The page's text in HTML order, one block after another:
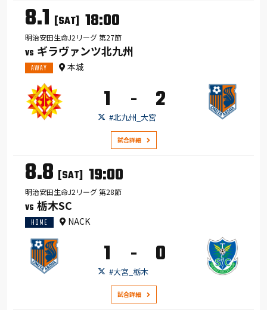
8.1 [SAT] 18:00
明治安田生命J2リーグ 第27節
VS ギラヴァンツ北九州
AWAY 本城
1 - 2
#北九州_大宮
試合詳細
8.8 [SAT] 19:00
明治安田生命J2リーグ 第28節
VS 栃木SC
HOME NACK
1 - 0
#大宮_栃木
試合詳細